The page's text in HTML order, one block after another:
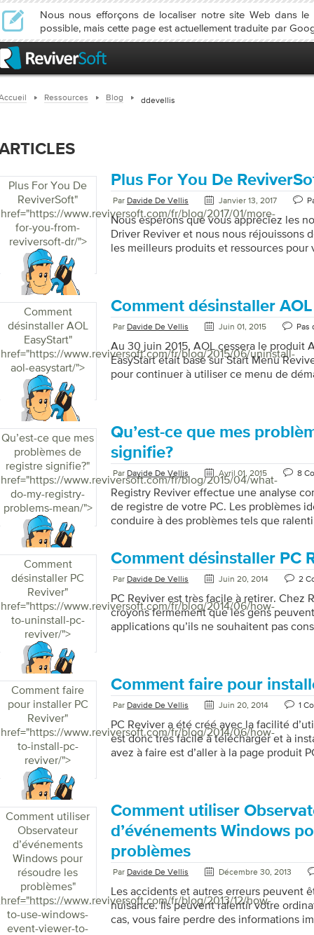
Nous nous efforçons de localiser notre site Web dans
possible, mais cette page est actuellement traduite par
Ressources Blog ddevellis
Plus For You De
ReviverSoft"
href="https://www.reviversoft.com/fr/blog/2017/01/more-
for-you-from-
reviversoft-dr/">
Plus For You De
Par Davide De Vellis Janvier 13, 2017
Nous espérons que vous appréciez les
Driver Reviver et nous nous réjouissons
les meilleurs produits et ressources pour
le meilleur parti de votre PC. À partir du
cadre de votre abonnement actif Driver
maintenant aussi: Résumé mensuel de
Comment
désinstaller AOL
EasyStart"
href="https://www.reviversoft.com/fr/blog/2015/06/uninstall-
aol-easystart/">
Comment désinstaller
Par Davide De Vellis Juin 01, 2015 Pas
Au 30 juin 2015, AOL cessera le produit
EasyStart était basé sur Start Menu
pour continuer à utiliser ce menu de
maintenant. Si vous ne souhaitez pas
veuillez désinstaller AOL EasyStart en
Cliquez sur le bouton Démarrer pour […]
Qu’est-ce que mes
problèmes de
registre signifie?"
href="https://www.reviversoft.com/fr/blog/2015/04/what-
do-my-registry-
problems-mean/">
Qu’est-ce que mes
signifie?
Par Davide De Vellis Avril 01, 2015 8
Registry Reviver effectue une analyse
de registre de votre PC. Les problèmes
conduire à des problèmes tels que
l’instabilité du système général. Donc,
Reviver et ce que cela signifie pour votre
quoi? Les dossiers d’installation de
commencé par la boîte de dialogue
chemin de l’application […]
Comment
désinstaller PC
Reviver"
href="https://www.reviversoft.com/fr/blog/2014/06/how-
to-uninstall-pc-
reviver/">
Comment désinstaller PC
Par Davide De Vellis Juin 20, 2014 2
PC Reviver est très facile à retirer. Chez
croyons fermement que les gens
applications qu’ils ne souhaitent pas
configuration Windows. Ensuite,
fonctionnalités”. Cela fera apparaître
applications sur votre ordinateur. Faites
ce que vous trouviez PC Reviver.
Comment faire
pour installer PC
Reviver"
href="https://www.reviversoft.com/fr/blog/2014/06/how-
to-install-pc-
reviver/">
Comment faire pour
Par Davide De Vellis Juin 20, 2014 1
PC Reviver a été créé avec la facilité
est donc très facile à télécharger et à
avez à faire est d’aller à la page produit
puis une fois le téléchargement terminé,
téléchargé (PCReviverSetup.exe). Vous
un message Windows vous demandant
ce fichier, […]
Comment utiliser
Observateur
d’événements
Windows pour
résoudre les
problèmes"
href="https://www.reviversoft.com/fr/blog/2013/12/how-
to-use-windows-
event-viewer-to-
Comment utiliser
d’événements Windows
problèmes
Par Davide De Vellis Décembre 30, 2013
Les accidents et autres erreurs peuvent
nuisance. Ils peuvent ralentir votre
cas, vous faire perdre des informations